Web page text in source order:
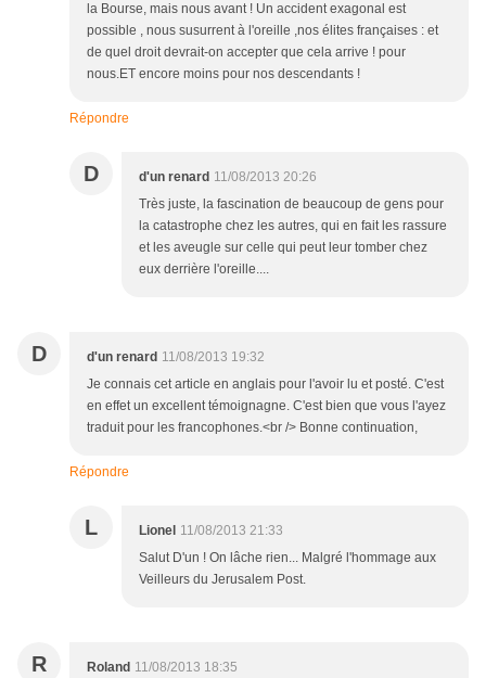
la Bourse, mais nous avant ! Un accident exagonal est
possible , nous susurrent à l'oreille ,nos élites françaises : et
de quel droit devrait-on accepter que cela arrive ! pour
nous.ET encore moins pour nos descendants !
Répondre
D d'un renard 11/08/2013 20:26
Très juste, la fascination de beaucoup de gens pour
la catastrophe chez les autres, qui en fait les rassure
et les aveugle sur celle qui peut leur tomber chez
eux derrière l'oreille....
D d'un renard 11/08/2013 19:32
Je connais cet article en anglais pour l'avoir lu et posté. C'est
en effet un excellent témoignagne. C'est bien que vous l'ayez
traduit pour les francophones.<br /> Bonne continuation,
Répondre
L Lionel 11/08/2013 21:33
Salut D'un ! On lâche rien... Malgré l'hommage aux
Veilleurs du Jerusalem Post.
R Roland 11/08/2013 18:35